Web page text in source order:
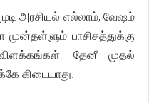
அரசியல் எல்லாம், வேஷம்
பாசிசத்துக்கு
தேனீ முதல்
கிடையாது.